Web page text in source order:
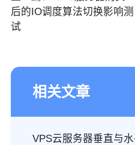
后的IO调度算法切换影响测
试
相关文章
VPS云服务器垂直与